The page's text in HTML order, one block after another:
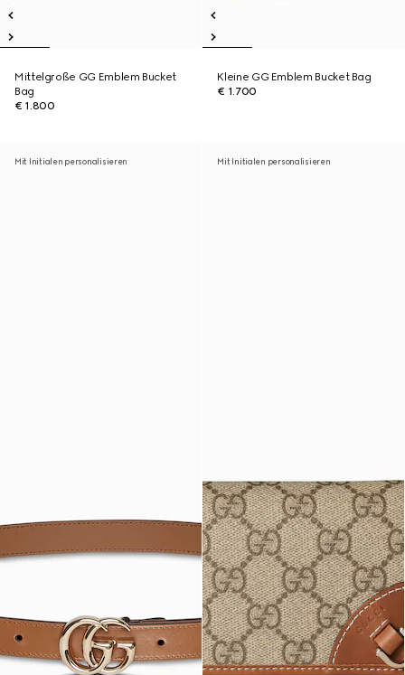
Mittelgroße GG Emblem Bucket
Bag
€ 1.800
Kleine GG Emblem Bucket Bag
€ 1.700
Mit Initialen personalisieren Mit Initialen personalisieren